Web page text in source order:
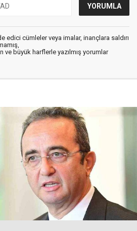
edici cümleler veya imalar, inançlara saldırı
ve büyük harflerle yazılmış yorumlar